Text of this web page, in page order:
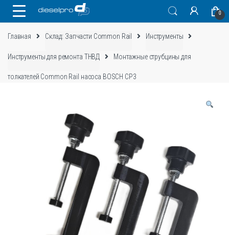
0
Главная Склад: Запчасти Common Rail Инструменты
Инструменты для ремонта ТНВД Монтажные струбцины для
толкателей Common Rail насоса BOSCH СР3